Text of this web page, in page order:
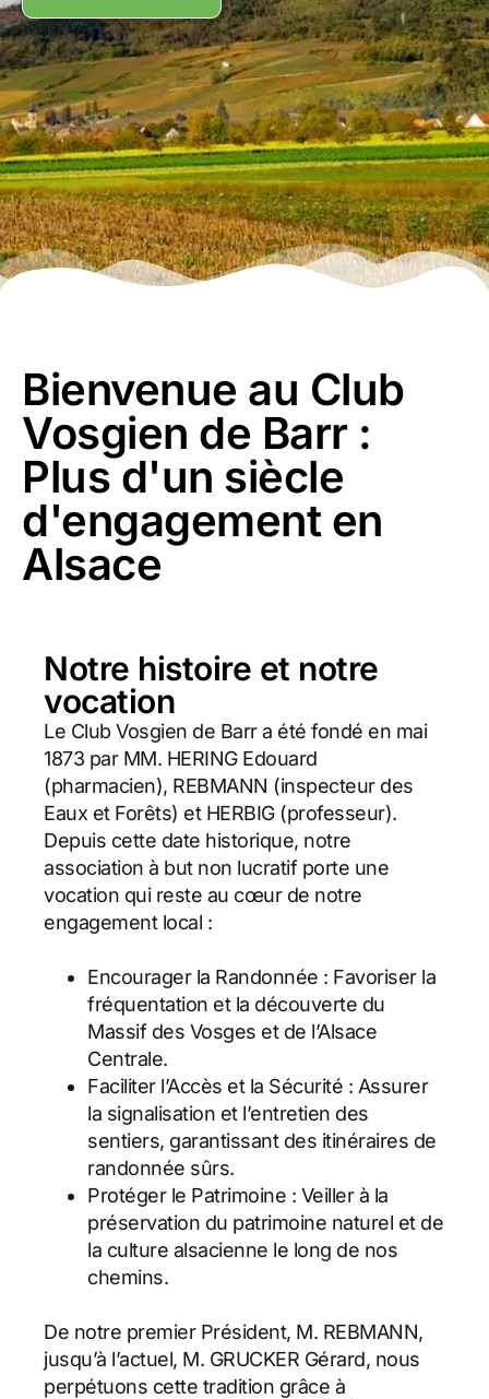
Bienvenue au Club
Vosgien de Barr :
Plus d'un siècle
d'engagement en
Alsace
Notre histoire et notre
vocation
Le Club Vosgien de Barr a été fondé en mai
1873 par MM. HERING Edouard
(pharmacien), REBMANN (inspecteur des
Eaux et Forêts) et HERBIG (professeur).
Depuis cette date historique, notre
association à but non lucratif porte une
vocation qui reste au cœur de notre
engagement local :
Encourager la Randonnée : Favoriser la
fréquentation et la découverte du
Massif des Vosges et de l’Alsace
Centrale.
Faciliter l’Accès et la Sécurité : Assurer
la signalisation et l’entretien des
sentiers, garantissant des itinéraires de
randonnée sûrs.
Protéger le Patrimoine : Veiller à la
préservation du patrimoine naturel et de
la culture alsacienne le long de nos
chemins.
De notre premier Président, M. REBMANN,
jusqu’à l’actuel, M. GRUCKER Gérard, nous
perpétuons cette tradition grâce à